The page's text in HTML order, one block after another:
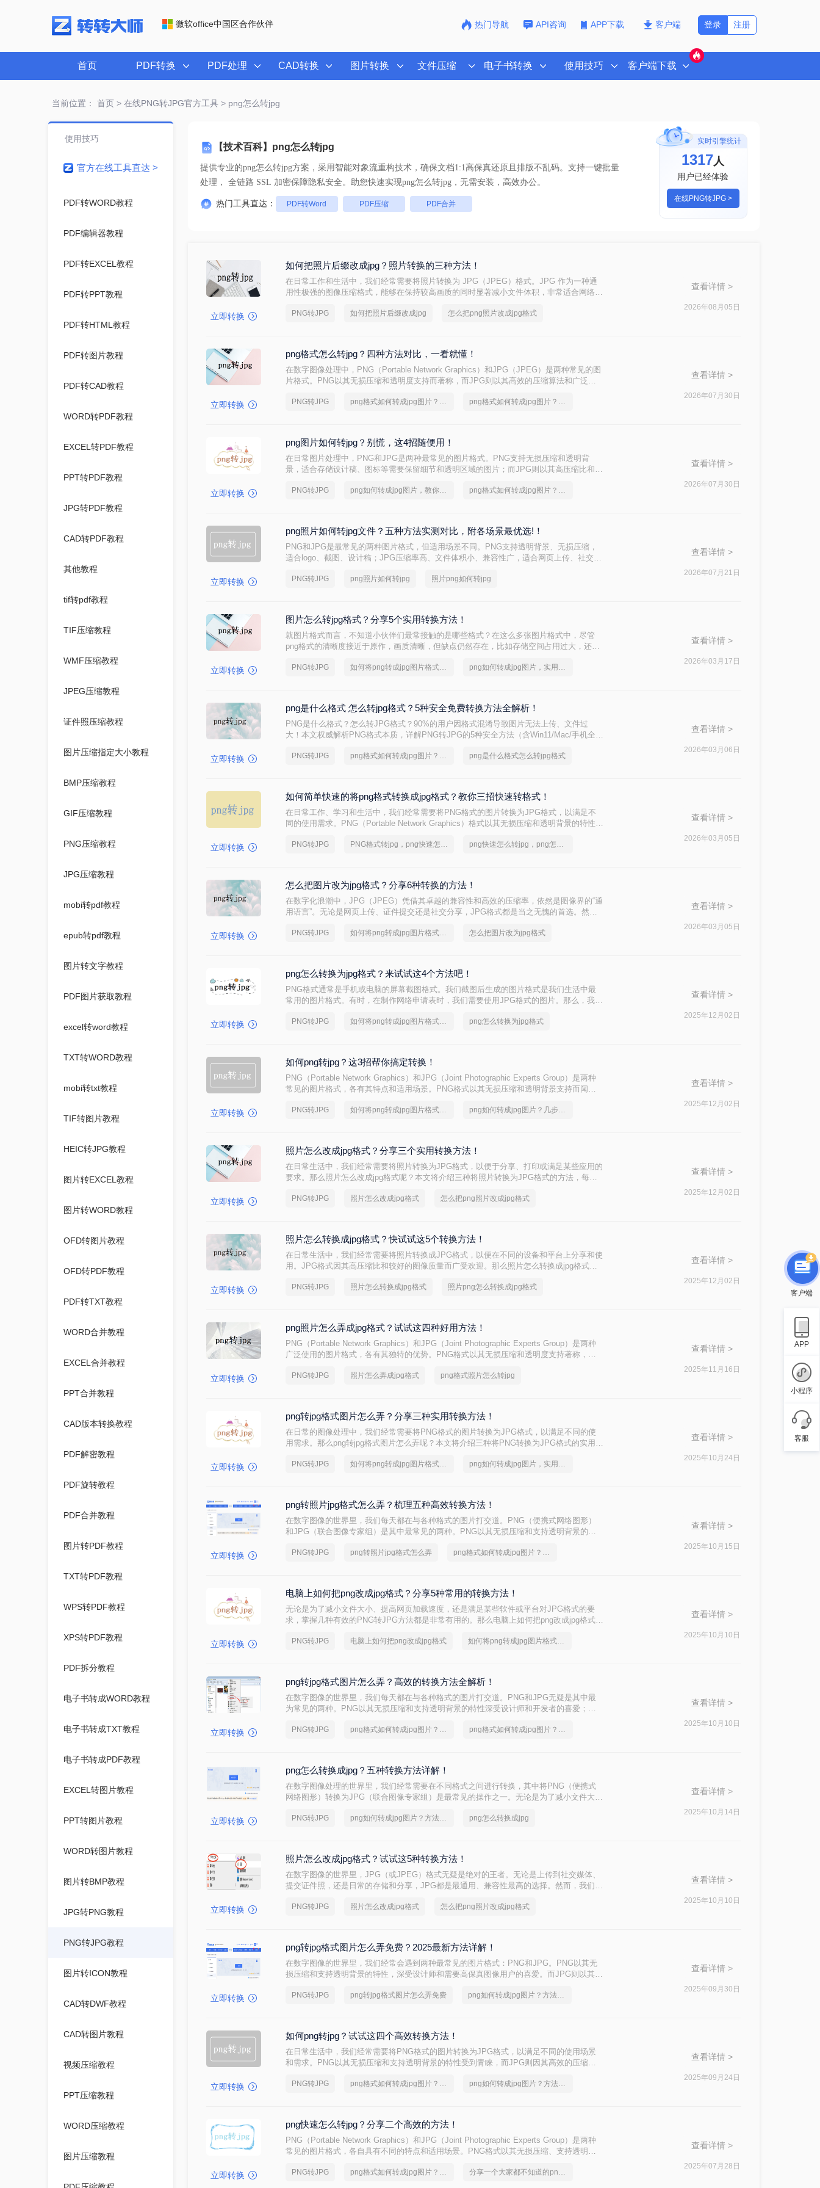
微软office中国区合作伙伴 热门导航 API咨询 APP下载 客户端 注册
登录
首页 PDF转换 PDF处理 CAD转换 图片转换 文件压缩 电子书转换 使用技巧 客户端下载
当前位置： 首页> 在线PNG转JPG官方工具> png怎么转jpg
【技术百科】png怎么转jpg
提供专业的png怎么转jpg方案，采用智能对象流重构技术，确保文档1:1高保真还原且排版不乱码。支持一键批量
处理， 全链路 SSL 加密保障隐私安全。助您快速实现png怎么转jpg，无需安装，高效办公。
热门工具直达： PDF转Word PDF压缩 PDF合并
实时引擎统计
1317人
用户已经体验
在线PNG转JPG >
使用技巧
官方在线工具直达 >
PDF转WORD教程
PDF编辑器教程
PDF转EXCEL教程
PDF转PPT教程
PDF转HTML教程
PDF转图片教程
PDF转CAD教程
WORD转PDF教程
EXCEL转PDF教程
PPT转PDF教程
JPG转PDF教程
CAD转PDF教程
其他教程
tif转pdf教程
TIF压缩教程
WMF压缩教程
JPEG压缩教程
证件照压缩教程
图片压缩指定大小教程
BMP压缩教程
GIF压缩教程
PNG压缩教程
JPG压缩教程
mobi转pdf教程
epub转pdf教程
图片转文字教程
PDF图片获取教程
excel转word教程
TXT转WORD教程
mobi转txt教程
TIF转图片教程
HEIC转JPG教程
图片转EXCEL教程
图片转WORD教程
OFD转图片教程
OFD转PDF教程
PDF转TXT教程
WORD合并教程
EXCEL合并教程
PPT合并教程
CAD版本转换教程
PDF解密教程
PDF旋转教程
PDF合并教程
图片转PDF教程
TXT转PDF教程
WPS转PDF教程
XPS转PDF教程
PDF拆分教程
电子书转成WORD教程
电子书转成TXT教程
电子书转成PDF教程
EXCEL转图片教程
PPT转图片教程
WORD转图片教程
图片转BMP教程
JPG转PNG教程
PNG转JPG教程
图片转ICON教程
CAD转DWF教程
CAD转图片教程
视频压缩教程
PPT压缩教程
WORD压缩教程
图片压缩教程
立即转换
如何把照片后缀改成jpg？照片转换的三种方法！
在日常工作和生活中，我们经常需要将照片转换为 JPG（JPEG）格式。JPG 作为一种通
用性极强的图像压缩格式，能够在保持较高画质的同时显著减小文件体积，非常适合网络传
“真实格式转换”，导致图片损坏或出现黑边、花屏等问题。本文从操作难度、转换质量、隐
PNG转JPG 如何把照片后缀改成jpg 怎么把png照片改成jpg格式
查看详情 >
2026年08月05日
立即转换
png格式怎么转jpg？四种方法对比，一看就懂！
在数字图像处理中，PNG（Portable Network Graphics）和JPG（JPEG）是两种常见的图
片格式。PNG以其无损压缩和透明度支持而著称，而JPG则以其高效的压缩算法和广泛的
转换为JPG格式。那么png格式怎么转jpg​呢？本文将介绍四种将PNG转换为JPG的高效方
PNG转JPG png格式如何转成jpg图片？方法详细解析 png格式如何转成jpg图片？简单易学的方法
查看详情 >
2026年07月30日
立即转换
png图片如何转jpg？别慌，这4招随便用！
在日常图片处理中，PNG和JPG是两种最常见的图片格式。PNG支持无损压缩和透明背
景，适合存储设计稿、图标等需要保留细节和透明区域的图片；而JPG则以其高压缩比和广
JPG呢？本文将先给出四种方案的直观对比，再逐一拆解操作步骤，您可根据图片数量、画
PNG转JPG png如何转成jpg图片，教你一招搞定 png格式如何转成jpg图片？几招轻松搞定
查看详情 >
2026年07月30日
立即转换
png照片如何转jpg文件？五种方法实测对比，附各场景最优选!！
PNG和JPG是最常见的两种图片格式，但适用场景不同。PNG支持透明背景、无损压缩，
适合logo、截图、设计稿；JPG压缩率高、文件体积小、兼容性广，适合网页上传、社交分
率、数据安全方面差异很大，选错方法可能导致图片模糊、色彩失真，甚至透明背景变成黑
PNG转JPG png照片如何转jpg 照片png如何转jpg
查看详情 >
2026年07月21日
立即转换
图片怎么转jpg格式？分享5个实用转换方法！
就图片格式而言，不知道小伙伴们最常接触的是哪些格式？在这么多张图片格式中，尽管
png格式的清晰度接近于原作，画质清晰，但缺点仍然存在，比如存储空间占用过大，还有
jpg？
PNG转JPG 如何将png转成jpg图片格式，实用的方法来了 png如何转成jpg图片，实用方法不要错过
查看详情 >
2026年03月17日
立即转换
png是什么格式 怎么转jpg格式？5种安全免费转换方法全解析！
PNG是什么格式？怎么转JPG格式？90%的用户因格式混淆导致图片无法上传、文件过
大！本文权威解析PNG格式本质，详解PNG转JPG的5种安全方法（含Win11/Mac/手机全平
图片格式转换核心痛点。
PNG转JPG png格式如何转成jpg图片？方法详细解析 png是什么格式怎么转jpg格式
查看详情 >
2026年03月06日
立即转换
如何简单快速的将png格式转换成jpg格式？教你三招快速转格式！
在日常工作、学习和生活中，我们经常需要将PNG格式的图片转换为JPG格式，以满足不
同的使用需求。PNG（Portable Network Graphics）格式以其无损压缩和透明背景的特性而
件大小而更适合网络传输和打印
PNG转JPG PNG格式转jpg，png快速怎么转jpg png快速怎么转jpg，png怎么转jpg格式
查看详情 >
2026年03月05日
立即转换
怎么把图片改为jpg格式？分享6种转换的方法！
在数字化浪潮中，JPG（JPEG）凭借其卓越的兼容性和高效的压缩率，依然是图像界的“通
用语言”。无论是网页上传、证件提交还是社交分享，JPG格式都是当之无愧的首选。然
摒弃繁琐的软件推荐，为你呈现最纯粹、最有效的实战方案。
PNG转JPG 如何将png转成jpg图片格式，分享一种简单的方法 怎么把图片改为jpg格式
查看详情 >
2026年03月05日
立即转换
png怎么转换为jpg格式？来试试这4个方法吧！
PNG格式通常是手机或电脑的屏幕截图格式。我们截图后生成的图片格式是我们生活中最
常用的图片格式。有时，在制作网络申请表时，我们需要使用JPG格式的图片。那么，我们
吧。
PNG转JPG 如何将png转成jpg图片格式，实用的方法来了 png怎么转换为jpg格式
查看详情 >
2025年12月02日
立即转换
如何png转jpg？这3招帮你搞定转换！
PNG（Portable Network Graphics）和JPG（Joint Photographic Experts Group）是两种
常见的图片格式，各有其特点和适用场景。PNG格式以其无损压缩和透明背景支持而闻
PNG格式的图片转换为JPG格式，以满足特定的需求。那么如何png转jpg呢？本文将介绍三
PNG转JPG 如何将png转成jpg图片格式，转转大师帮你解决 png如何转成jpg图片？几步就搞定
查看详情 >
2025年12月02日
立即转换
照片怎么改成jpg格式？分享三个实用转换方法！
在日常生活中，我们经常需要将照片转换为JPG格式，以便于分享、打印或满足某些应用的
要求。那么照片怎么改成jpg格式呢？本文将介绍三种将照片转换为JPG格式的方法，每种
PNG转JPG 照片怎么改成jpg格式 怎么把png照片改成jpg格式
查看详情 >
2025年12月02日
立即转换
照片怎么转换成jpg格式？快试试这5个转换方法！
在日常生活中，我们经常需要将照片转换成JPG格式，以便在不同的设备和平台上分享和使
用。JPG格式因其高压缩比和较好的图像质量而广受欢迎。那么照片怎么转换成jpg格式
件、操作系统自带功能、专业批量转换软件以及直接修改文件后缀名（虽然不推荐但提及以
PNG转JPG 照片怎么转换成jpg格式 照片png怎么转换成jpg格式
查看详情 >
2025年12月02日
立即转换
png照片怎么弄成jpg格式？试试这四种好用方法！
PNG（Portable Network Graphics）和JPG（Joint Photographic Experts Group）是两种
广泛使用的图片格式，各有其独特的优势。PNG格式以其无损压缩和透明度支持著称，非
率闻名，适合存储照片和真实场景图像。然而，有时我们需要将PNG照片转换为JPG格
PNG转JPG 照片怎么弄成jpg格式 png格式照片怎么转jpg
查看详情 >
2025年11月16日
立即转换
png转jpg格式图片怎么弄？分享三种实用转换方法！
在日常的图像处理中，我们经常需要将PNG格式的图片转换为JPG格式，以满足不同的使
用需求。那么png转jpg格式图片怎么弄呢？本文将介绍三种将PNG转换为JPG格式的实用方
PNG转JPG 如何将png转成jpg图片格式，实用的方法来了 png如何转成jpg图片，实用方法不要错过
查看详情 >
2025年10月24日
立即转换
png转照片jpg格式怎么弄？梳理五种高效转换方法！
在数字图像的世界里，我们每天都在与各种格式的图片打交道。PNG（便携式网络图形）
和JPG（联合图像专家组）是其中最常见的两种。PNG以其无损压缩和支持透明背景的特
网站上快速加载图片
PNG转JPG png转照片jpg格式怎么弄 png格式如何转成jpg图片？简单高效的恢复方法
查看详情 >
2025年10月15日
立即转换
电脑上如何把png改成jpg格式？分享5种常用的转换方法！
无论是为了减小文件大小、提高网页加载速度，还是满足某些软件或平台对JPG格式的要
求，掌握几种有效的PNG转JPG方法都是非常有用的。那么电脑上如何把png改成jpg格式
PNG转JPG 电脑上如何把png改成jpg格式 如何将png转成jpg图片格式，分享一种简单的方法
查看详情 >
2025年10月10日
立即转换
png转jpg格式图片怎么弄？高效的转换方法全解析！
在数字图像的世界里，我们每天都在与各种格式的图片打交道。PNG和JPG无疑是其中最
为常见的两种。PNG以其无损压缩和支持透明背景的特性深受设计师和开发者的喜爱；而
日常存储的绝对主力。因此，将PNG转换
PNG转JPG png格式如何转成jpg图片？简单高效的恢复方法 png格式如何转成jpg图片？方法详细解析
查看详情 >
2025年10月10日
立即转换
png怎么转换成jpg？五种转换方法详解！
在数字图像处理的世界里，我们经常需要在不同格式之间进行转换，其中将PNG（便携式
网络图形）转换为JPG（联合图像专家组）是最常见的操作之一。无论是为了减小文件大小
法都至关重要。那么png怎么转换成jpg呢？
PNG转JPG png如何转成jpg图片？方法详解 png怎么转换成jpg
查看详情 >
2025年10月14日
立即转换
照片怎么改成jpg格式？试试这5种转换方法！
在数字图像的世界里，JPG（或JPEG）格式无疑是绝对的王者。无论是上传到社交媒体、
提交证件照，还是日常的存储和分享，JPG都是最通用、兼容性最高的选择。然而，我们常
可能在不同场景下带来不便。那么，照片怎么改成jpg格式呢？
PNG转JPG 照片怎么改成jpg格式 怎么把png照片改成jpg格式
查看详情 >
2025年10月10日
立即转换
png转jpg格式图片怎么弄免费？2025最新方法详解！
在数字图像的世界里，我们经常会遇到两种最常见的图片格式：PNG和JPG。PNG以其无
损压缩和支持透明背景的特性，深受设计师和需要高保真图像用户的喜爱。而JPG则以其高
体分享和日常存储的首选。因此，将PNG转换为JPG的需求变得十分普遍——或许是为了
PNG转JPG png转jpg格式图片怎么弄免费 png如何转成jpg图片？方法详解
查看详情 >
2025年09月30日
立即转换
如何png转jpg？试试这四个高效转换方法！
在日常生活中，我们经常需要将PNG格式的图片转换为JPG格式，以满足不同的使用场景
和需求。PNG以其无损压缩和支持透明背景的特性受到青睐，而JPG则因其高效的压缩算
介绍四种将PNG转换为JPG的方法，帮助您轻松完成图片格式的转换。
PNG转JPG png格式如何转成jpg图片？简单高效的恢复方法 png如何转成jpg图片？方法详解
查看详情 >
2025年09月24日
立即转换
png快速怎么转jpg？分享二个高效的方法！
PNG（Portable Network Graphics）和JPG（Joint Photographic Experts Group）是两种
常见的图片格式，各自具有不同的特点和适用场景。PNG格式以其无损压缩、支持透明背
照片和图像。在某些情况下，我们可能需要将PNG图片快速转换为JPG格式，以满足特定
PNG转JPG png格式如何转成jpg图片？简单高效的恢复方法 分享一个大家都不知道的png转jpg方法
查看详情 >
2025年07月28日
客户端
APP
小程序
客服